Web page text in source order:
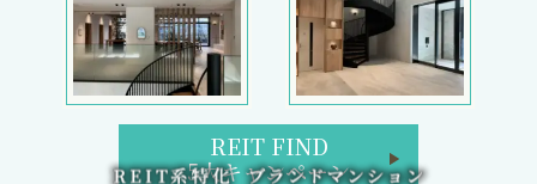
REIT FIND
5大キャンペーン